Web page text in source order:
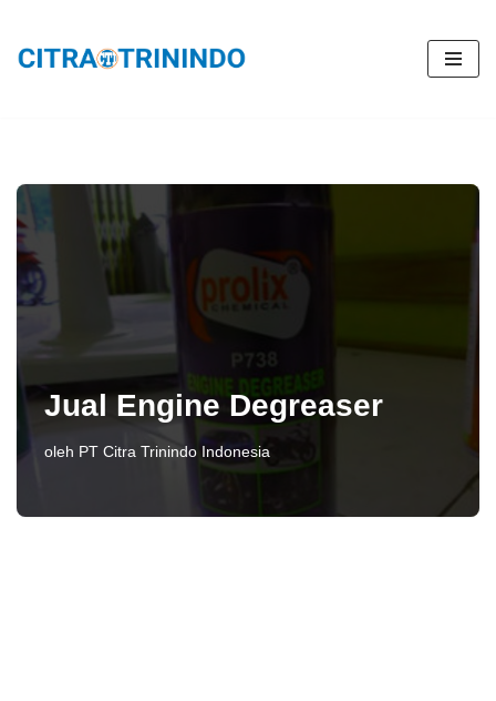
Lompat
Jual Engine Degreaser
oleh PT Citra Trinindo Indonesia